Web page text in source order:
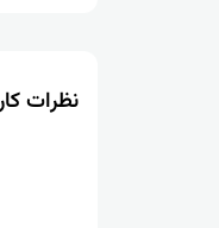
نظرات